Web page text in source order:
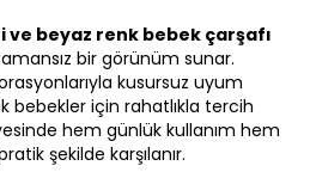
ve beyaz renk bebek çarşafı
bir görünüm sunar.
kusursuz uyum
bebekler için rahatlıkla tercih
hem günlük kullanım hem
şekilde karşılanır.